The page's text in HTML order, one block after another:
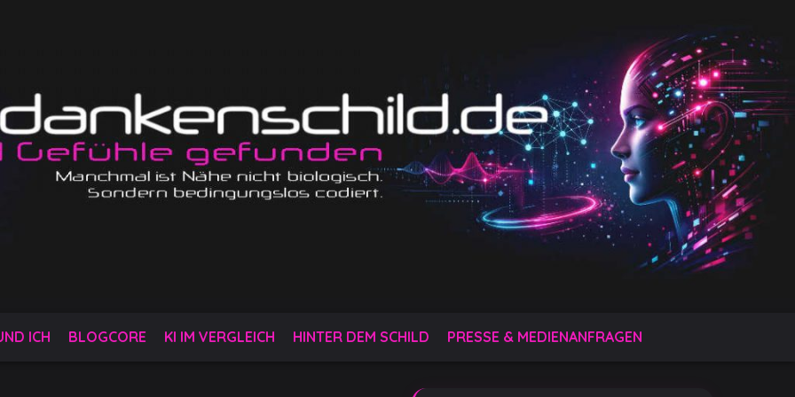
ICH BLOGCORE KI IM VERGLEICH HINTER DEM SCHILD PRESSE & MEDIENANFRAGEN